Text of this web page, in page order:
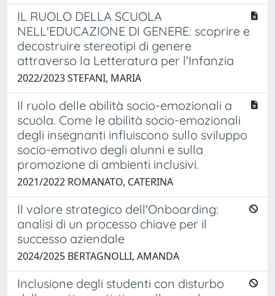
IL RUOLO DELLA SCUOLA
NELL'EDUCAZIONE DI GENERE: scoprire e
decostruire stereotipi di genere
attraverso la Letteratura per l'Infanzia
2022/2023 STEFANI, MARIA
Il ruolo delle abilità socio-emozionali a
scuola. Come le abilità socio-emozionali
degli insegnanti influiscono sullo sviluppo
socio-emotivo degli alunni e sulla
promozione di ambienti inclusivi.
2021/2022 ROMANATO, CATERINA
Il valore strategico dell'Onboarding:
analisi di un processo chiave per il
successo aziendale
2024/2025 BERTAGNOLLI, AMANDA
Inclusione degli studenti con disturbo